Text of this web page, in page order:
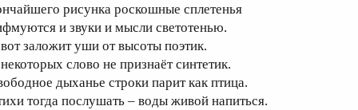
рисунка роскошные сплетенья
и звуки и мысли светотенью.
заложит уши от высоты поэтик.
слово не признаёт синтетик.
дыханье строки парит как птица.
тогда послушать – воды живой напиться.